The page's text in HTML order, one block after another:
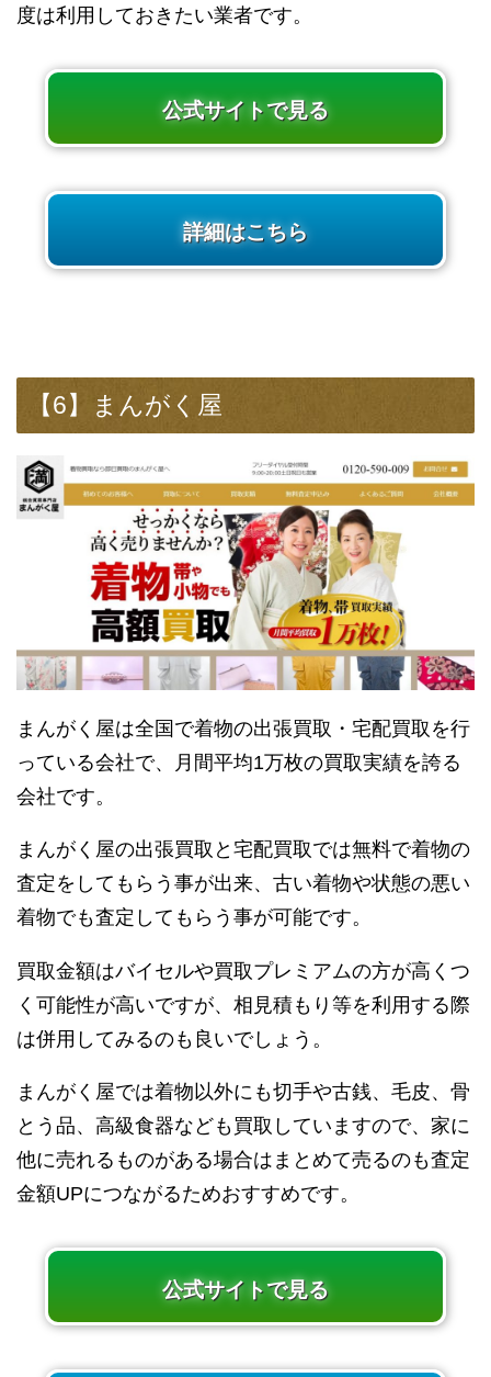
度は利用しておきたい業者です。
公式サイトで見る
詳細はこちら
【6】まんがく屋
まんがく屋は全国で着物の出張買取・宅配買取を行
っている会社で、月間平均1万枚の買取実績を誇る
会社です。
まんがく屋の出張買取と宅配買取では無料で着物の
査定をしてもらう事が出来、古い着物や状態の悪い
着物でも査定してもらう事が可能です。
買取金額はバイセルや買取プレミアムの方が高くつ
く可能性が高いですが、相見積もり等を利用する際
は併用してみるのも良いでしょう。
まんがく屋では着物以外にも切手や古銭、毛皮、骨
とう品、高級食器なども買取していますので、家に
他に売れるものがある場合はまとめて売るのも査定
金額UPにつながるためおすすめです。
公式サイトで見る